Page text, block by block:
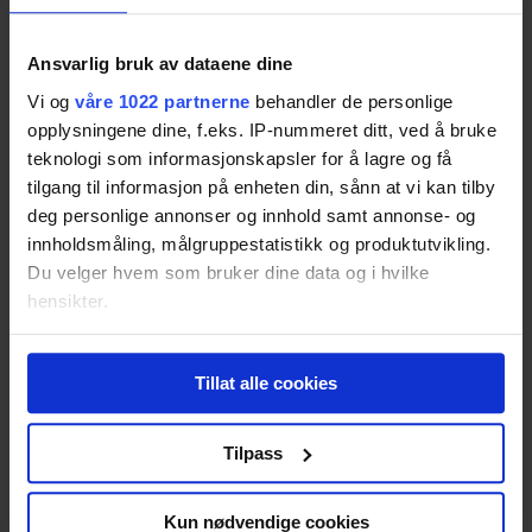
Ansvarlig bruk av dataene dine
Vi og våre 1022 partnerne behandler de personlige
opplysningene dine, f.eks. IP-nummeret ditt, ved å bruke
teknologi som informasjonskapsler for å lagre og få
tilgang til informasjon på enheten din, sånn at vi kan tilby
deg personlige annonser og innhold samt annonse- og
innholdsmåling, målgruppestatistikk og produktutvikling.
Du velger hvem som bruker dine data og i hvilke
hensikter.
Hvis du gir oss lov, vil vi også gjerne:
Innhente informasjon om den geografiske
beliggenheten din, som kan være nøyaktig innenfor
Identifisere enheten din ved å aktivt skanne den
Tillat alle cookies
Tilpass
Kun nødvendige cookies
Mercedes Benz GL 350 BlueTEC 4Matic
Resultatet er basert på
Porsche Cayenne GTS V6
80